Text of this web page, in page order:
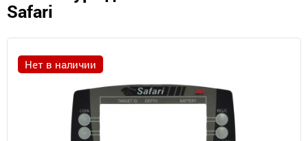
Safari
Нет в наличии